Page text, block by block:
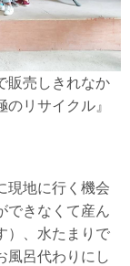
販売しきれなか
リサイクル』
現地に行く機会
できなくて産ん
）、水たまりで
風呂代わりにし